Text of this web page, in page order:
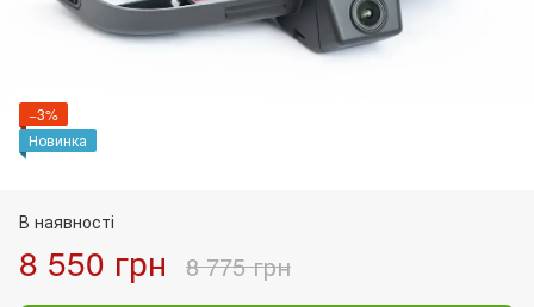
−3%
Новинка
В наявності
8 550 грн 8 775 грн